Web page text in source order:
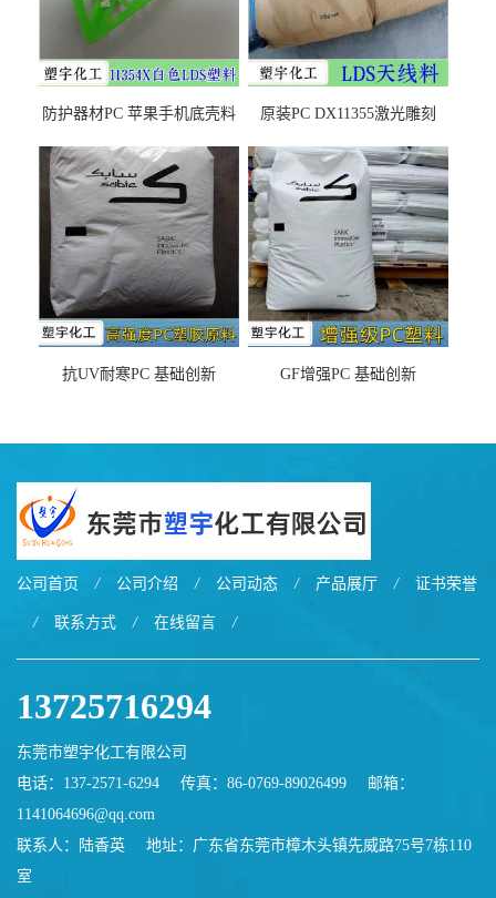
防护器材PC 苹果手机底壳料
之忧
原装PC DX11355激光雕刻
抗UV耐寒PC 基础创新
GF增强PC 基础创新
公司首页 / 公司介绍 / 公司动态 / 产品展厅 / 证书荣誉
/ 联系方式 / 在线留言 /
13725716294
东莞市塑宇化工有限公司
电话：137-2571-6294
传真：86-0769-89026499
邮箱：
1141064696@qq.com
联系人：陆香英
地址：广东省东莞市樟木头镇先威路75号7栋110
室